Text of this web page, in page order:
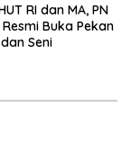
RI dan MA, PN
Buka Pekan
Seni